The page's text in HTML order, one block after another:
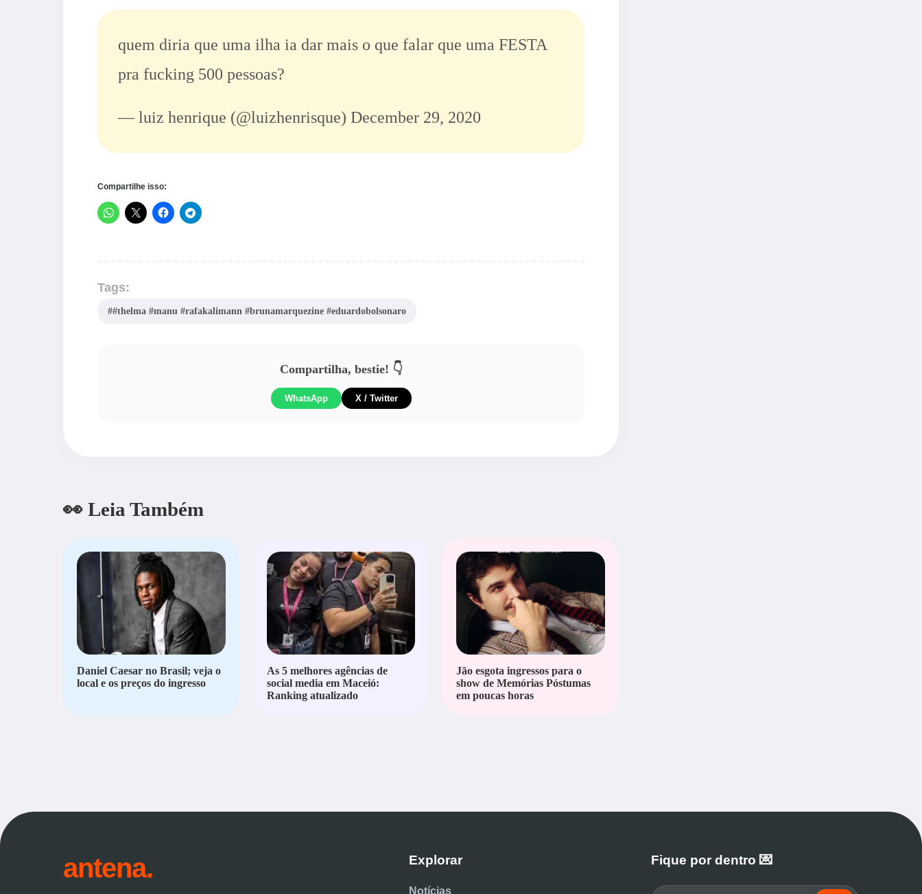
quem diria que uma ilha ia dar mais o que falar que uma FESTA
pra fucking 500 pessoas?
— luiz henrique (@luizhenrisque) December 29, 2020
Compartilhe isso:
Tags:
##thelma #manu #rafakalimann #brunamarquezine #eduardobolsonaro
Compartilha, bestie! 👇
WhatsApp X / Twitter
👀 Leia Também
Daniel Caesar no Brasil; veja o
local e os preços do ingresso
As 5 melhores agências de
social media em Maceió:
Ranking atualizado
Jão esgota ingressos para o
show de Memórias Póstumas
em poucas horas
antena. Explorar
Notícias
Fique por dentro 💌